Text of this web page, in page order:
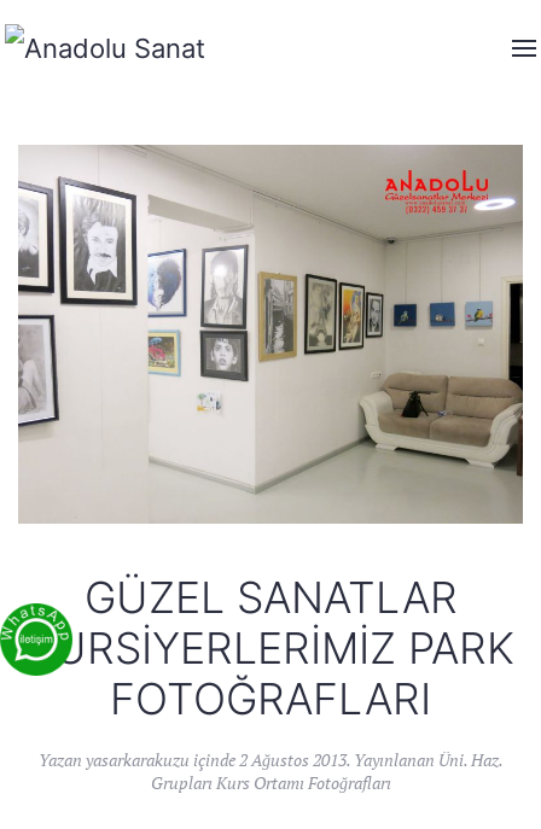
GÜZEL SANATLAR
KURSIYERLERIMIZ PARK
FOTOĞRAFLARI
Yazan yasarkarakuzu içinde 2 Ağustos 2013. Yayınlanan Üni. Haz.
Grupları Kurs Ortamı Fotoğrafları